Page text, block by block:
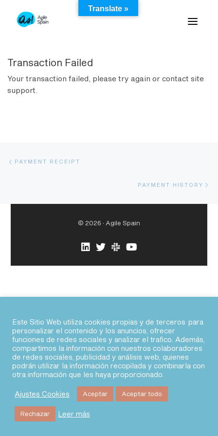
content
Transaction Failed
Your transaction failed, please try again or contact site
support.
PAYMENT RECEIPT
PAYMENT HISTORY
© 2026 · Agile Spain
fab fa-linkedin
fab fa-twitter
fab fa-slack
Este Sitio Web utiliza cookies propias y de terceros para
personalizar el contenido y los anuncios, ofrecer
funciones de redes sociales y analizar el trafico. Además,
compartimos la información con nuestros colaboradores
de redes sociales, publicidad y análisis web, quienes
podrán utilizar la información recopilada y combinarla con
otra información que les haya proporcionado.
Ajustes Cookies Aceptar Aceptar todo
Rechazar Leer más
Translate »